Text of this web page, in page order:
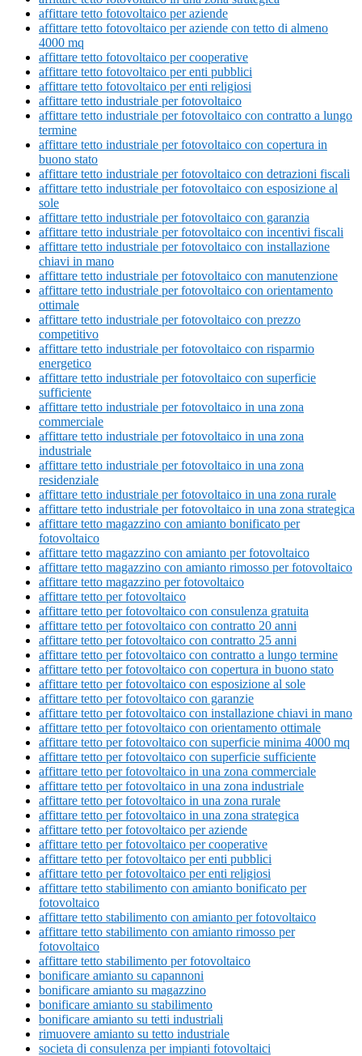
affittare tetto fotovoltaico per aziende
affittare tetto fotovoltaico per aziende con tetto di almeno
4000 mq
affittare tetto fotovoltaico per cooperative
affittare tetto fotovoltaico per enti pubblici
affittare tetto fotovoltaico per enti religiosi
affittare tetto industriale per fotovoltaico
affittare tetto industriale per fotovoltaico con contratto a lungo
termine
affittare tetto industriale per fotovoltaico con copertura in
buono stato
affittare tetto industriale per fotovoltaico con detrazioni fiscali
affittare tetto industriale per fotovoltaico con esposizione al
sole
affittare tetto industriale per fotovoltaico con garanzia
affittare tetto industriale per fotovoltaico con incentivi fiscali
affittare tetto industriale per fotovoltaico con installazione
chiavi in mano
affittare tetto industriale per fotovoltaico con manutenzione
affittare tetto industriale per fotovoltaico con orientamento
ottimale
affittare tetto industriale per fotovoltaico con prezzo
competitivo
affittare tetto industriale per fotovoltaico con risparmio
energetico
affittare tetto industriale per fotovoltaico con superficie
sufficiente
affittare tetto industriale per fotovoltaico in una zona
commerciale
affittare tetto industriale per fotovoltaico in una zona
industriale
affittare tetto industriale per fotovoltaico in una zona
residenziale
affittare tetto industriale per fotovoltaico in una zona rurale
affittare tetto industriale per fotovoltaico in una zona strategica
affittare tetto magazzino con amianto bonificato per
fotovoltaico
affittare tetto magazzino con amianto per fotovoltaico
affittare tetto magazzino con amianto rimosso per fotovoltaico
affittare tetto magazzino per fotovoltaico
affittare tetto per fotovoltaico
affittare tetto per fotovoltaico con consulenza gratuita
affittare tetto per fotovoltaico con contratto 20 anni
affittare tetto per fotovoltaico con contratto 25 anni
affittare tetto per fotovoltaico con contratto a lungo termine
affittare tetto per fotovoltaico con copertura in buono stato
affittare tetto per fotovoltaico con esposizione al sole
affittare tetto per fotovoltaico con garanzie
affittare tetto per fotovoltaico con installazione chiavi in mano
affittare tetto per fotovoltaico con orientamento ottimale
affittare tetto per fotovoltaico con superficie minima 4000 mq
affittare tetto per fotovoltaico con superficie sufficiente
affittare tetto per fotovoltaico in una zona commerciale
affittare tetto per fotovoltaico in una zona industriale
affittare tetto per fotovoltaico in una zona rurale
affittare tetto per fotovoltaico in una zona strategica
affittare tetto per fotovoltaico per aziende
affittare tetto per fotovoltaico per cooperative
affittare tetto per fotovoltaico per enti pubblici
affittare tetto per fotovoltaico per enti religiosi
affittare tetto stabilimento con amianto bonificato per
fotovoltaico
affittare tetto stabilimento con amianto per fotovoltaico
affittare tetto stabilimento con amianto rimosso per
fotovoltaico
affittare tetto stabilimento per fotovoltaico
bonificare amianto su capannoni
bonificare amianto su magazzino
bonificare amianto su stabilimento
bonificare amianto su tetti industriali
rimuovere amianto su tetto industriale
societa di consulenza per impianti fotovoltaici